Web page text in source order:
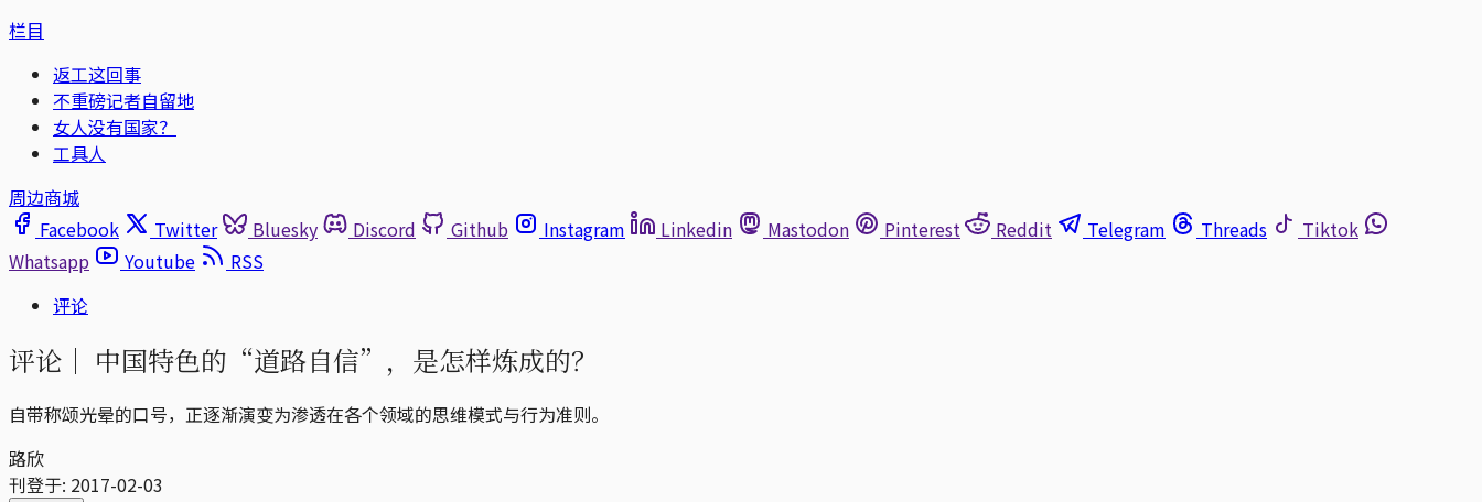
栏目
返工这回事
不重磅记者自留地
女人没有国家？
工具人
周边商城
Facebook
Twitter Bluesky Discord Github Instagram Linkedin Mastodon Pinterest Reddit Telegram Threads
Tiktok
Whatsapp
Youtube
RSS
评论
评论｜ 中国特色的“道路自信”，是怎样炼成的？
自带称颂光晕的口号，正逐渐演变为渗透在各个领域的思维模式与行为准则。
路欣
刊登于: 2017-02-03